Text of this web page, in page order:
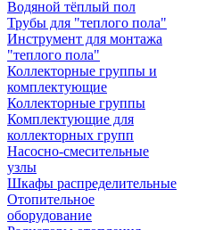
Водяной тёплый пол
Трубы для "теплого пола"
Инструмент для монтажа
"теплого пола"
Коллекторные группы и
комплектующие
Коллекторные группы
Комплектующие для
коллекторных групп
Насосно-смесительные
узлы
Шкафы распределительные
Отопительное
оборудование